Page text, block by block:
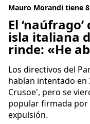
Mauro Morandi tiene
El
isla italiana
rinde: «He
Los directivos del
habían intentado en
Crusoe', pero se
popular firmada por
expulsión.